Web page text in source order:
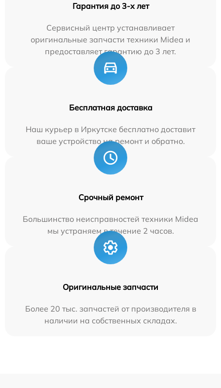
Гарантия до 3-х лет
Сервисный центр устанавливает
оригинальные запчасти техники Midea и
предоставляет гарантию до 3 лет.
Бесплатная доставка
Наш курьер в Иркутске бесплатно доставит
ваше устройство на ремонт и обратно.
Срочный ремонт
Большинство неисправностей техники Midea
мы устраняем в течение 2 часов.
Оригинальные запчасти
Более 20 тыс. запчастей от производителя в
наличии на собственных складах.